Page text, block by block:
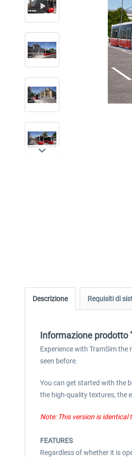
Descrizione Requisiti di
Informazione prodotto
Experience with TramSim
seen before.
You can get started with the
the high-quality textures, the
Note: This version is identical
FEATURES
Regardless of whether it is